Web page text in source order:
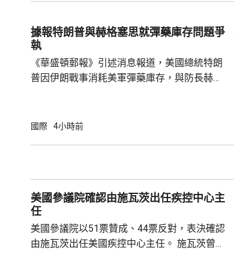
想像的發展速度深感擔憂，形容現時形勢緊
迫，而南韓的半導體產業仍然有能力擴張，政
府應該透過投資電力和供水等基礎設施...
據報特朗普與赫格塞思就彈藥庫存問題爭
執
《華盛頓郵報》引述消息報道，美國總統特朗
普因伊朗戰事消耗美軍彈藥庫存，與防長赫格
題已經解決，但後來得知彈藥短缺，質問赫格
美軍遠程制導導彈與防空攔截彈庫存短缺，是
特朗普近日暫緩對伊朗發動新一輪大規模攻
擊...
國際 4小時前
美國參議院確認由施瓦茨出任疾控中心主
任
美國參議院以51票贊成、44票反對，表決確認
由施瓦茨出任美國疾控中心主任。 施瓦茨曾擔